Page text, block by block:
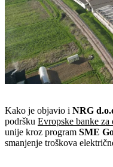
Kako je objavio i NRG
podršku Evropske banke
unije kroz program SME
smanjenje troškova